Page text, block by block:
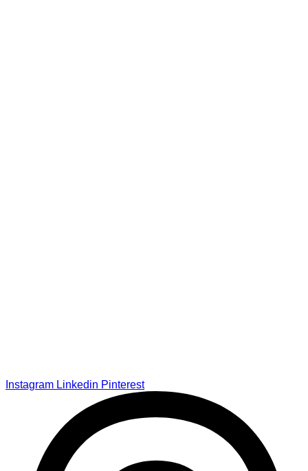
Instagram Linkedin Pinterest